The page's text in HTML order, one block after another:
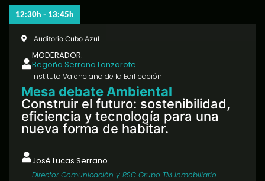
12:30h - 13:45h
Auditorio Cubo Azul
MODERADOR:
Begoña Serrano Lanzarote
Instituto Valenciano de la Edificación
Mesa debate Ambiental
Construir el futuro: sostenibilidad,
eficiencia y tecnología para una
nueva forma de habitar.
José Lucas Serrano
Director Comunicación y RSC Grupo TM Inmobiliario